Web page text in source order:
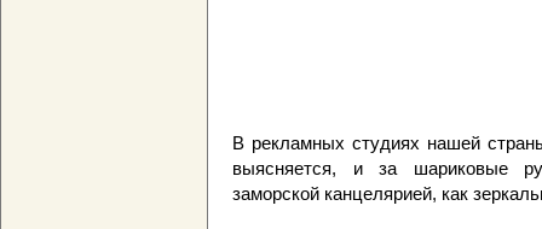
В рекламных студиях нашей
выясняется, и за шариковые
заморской канцелярией, как